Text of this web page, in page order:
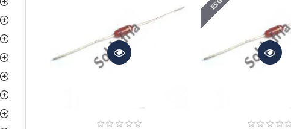
nossa equipe de suporte técnico.